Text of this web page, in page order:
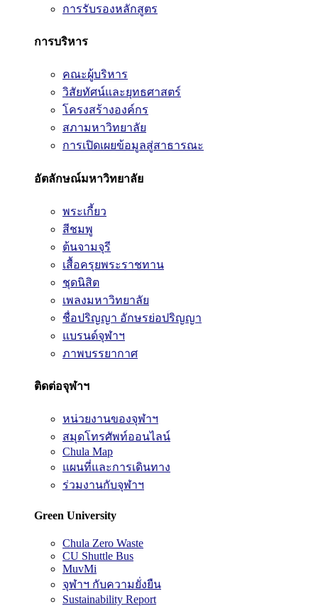
การรับรองหลักสูตร
การบริหาร
คณะผู้บริหาร
วิสัยทัศน์และยุทธศาสตร์
โครงสร้างองค์กร
สภามหาวิทยาลัย
การเปิดเผยข้อมูลสู่สาธารณะ
อัตลักษณ์มหาวิทยาลัย
พระเกี้ยว
สีชมพู
ต้นจามจุรี
เสื้อครุยพระราชทาน
ชุดนิสิต
เพลงมหาวิทยาลัย
ชื่อปริญญา อักษรย่อปริญญา
แบรนด์จุฬาฯ
ภาพบรรยากาศ
ติดต่อจุฬาฯ
หน่วยงานของจุฬาฯ
สมุดโทรศัพท์ออนไลน์
Chula Map
แผนที่และการเดินทาง
ร่วมงานกับจุฬาฯ
Green University
Chula Zero Waste
CU Shuttle Bus
MuvMi
จุฬาฯ กับความยั่งยืน
Sustainability Report